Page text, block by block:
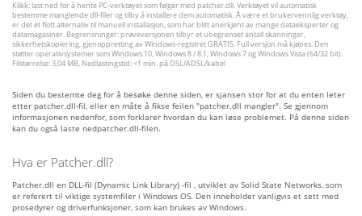
Klikk: last ned for å hente PC-verktøyet som følger med patcher.dll. Verktøyet vil automatisk
bestemme manglende dll-filer og tilby å installere dem automatisk. Å være et brukervennlig verktøy,
er det et flott alternativ til manuell installasjon, som har blitt anerkjent av mange dataeksperter og
datamagasiner. Begrensninger: prøveversjonen tilbyr et ubegrenset antall skanninger,
sikkerhetskopiering, gjenoppretting av Windows-registret GRATIS. Full versjon må kjøpes. Den
støtter operativsystemer som Windows 10, Windows 8 / 8.1, Windows 7 og Windows Vista (64/32 bit).
Filstørrelse: 3,04 MB, Nedlastingstid: <1 min. på DSL/ADSL/kabel
Siden du bestemte deg for å besøke denne siden, er sjansen stor for at du enten leter
etter patcher.dll-fil, eller en måte å fikse feilen "patcher.dll mangler". Se gjennom
informasjonen nedenfor, som forklarer hvordan du kan løse problemet. På denne siden
kan du også laste nedpatcher.dll-filen.
Hva er Patcher.dll?
Patcher.dll en DLL-fil (Dynamic Link Library) -fil , utviklet av Solid State Networks, som
er referert til viktige systemfiler i Windows OS. Den inneholder vanligvis et sett med
prosedyrer og driverfunksjoner, som kan brukes av Windows.